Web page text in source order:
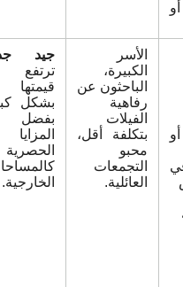
الأسر
الكبيرة،
الباحثون عن
رفاهية
الفيلات
بتكلفة أقل،
التجمعات
العائلية.
جيد جداً:
ترتفع
قيمتها
بشكل كبير
بفضل
المزايا
الحصرية
كالمساحات
الخارجية.